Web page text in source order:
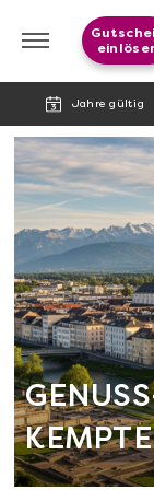
Jahre gültig